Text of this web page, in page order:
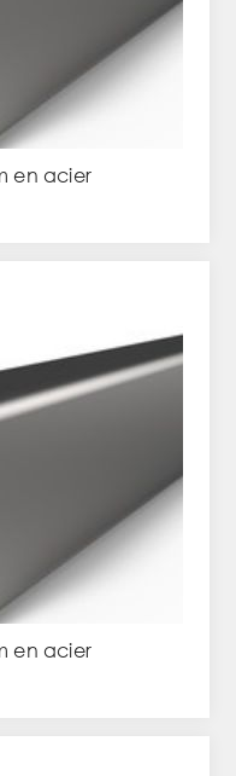
en acier
en acier